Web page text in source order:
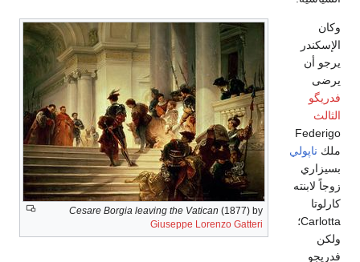
Cesare Borgia leaving the Vatican (1877) by
Giuseppe Lorenzo Gatteri
وكان
الإسكندر
يرجو أن
يرضى
فدريگو
الثالث
Federigo
ملك ناپولي
بسيزاري
زوجاً لابنته
كارلوتا
Carlotta؛
ولكن
فدريجو